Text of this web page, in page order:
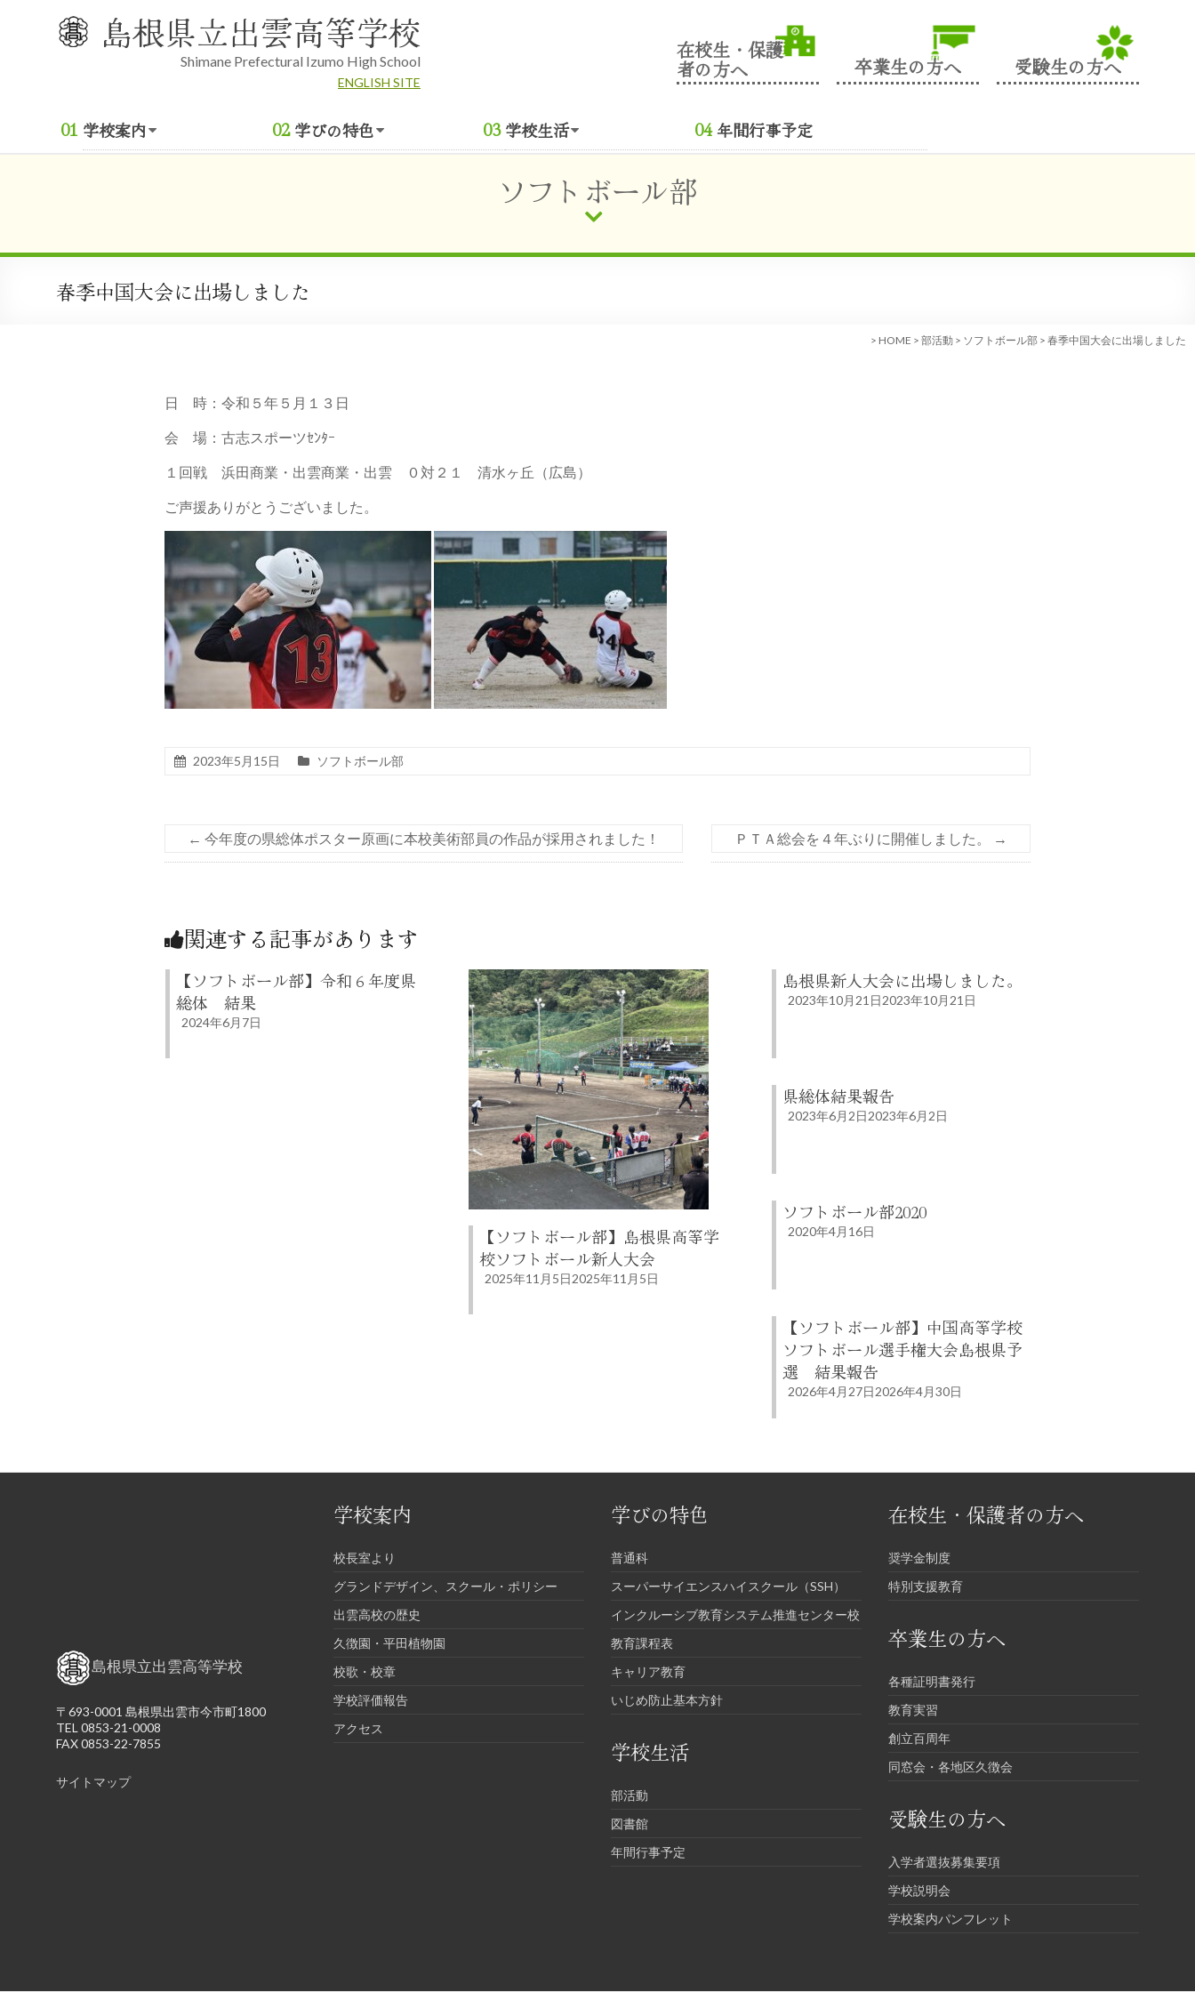
島根県立出雲高等学校
Shimane Prefectural Izumo High School
ENGLISH SITE
在校生・保護
者の方へ 卒業生の方へ 受験生の方へ
学校案内 学びの特色 学校生活 年間行事予定
ソフトボール部
春季中国大会に出場しました
> HOME > 部活動 > ソフトボール部 > 春季中国大会に出場しました
日 時：令和５年５月１３日
会 場： 古志スポーツｾﾝﾀｰ
１回戦 浜田商業・出雲商業・出雲 ０対２１ 清水ヶ丘（広島）
ご声援ありがとうございました。
2023年5月15日 ソフトボール部
← 今年度の県総体ポスター原画に本校美術部員の作品が採用されました！ ＰＴＡ総会を４年ぶりに開催しました。 →
関連する記事があります
【ソフトボール部】令和６年度県
総体 結果
2024年6月7日
【ソフトボール部】島根県高等学
校ソフトボール新人大会
2025年11月5日2025年11月5日
島根県新人大会に出場しました。
2023年10月21日2023年10月21日
県総体結果報告
2023年6月2日2023年6月2日
ソフトボール部2020
2020年4月16日
【ソフトボール部】中国高等学校
ソフトボール選手権大会島根県予
選 結果報告
2026年4月27日2026年4月30日
島根県立出雲高等学校
〒693-0001 島根県出雲市今市町1800
TEL 0853-21-0008
FAX 0853-22-7855
サイトマップ
学校案内
校長室より
グランドデザイン、スクール・ポリシー
出雲高校の歴史
久徴園・平田植物園
校歌・校章
学校評価報告
アクセス
学びの特色
普通科
スーパーサイエンスハイスクール（SSH）
インクルーシブ教育システム推進センター校
教育課程表
キャリア教育
いじめ防止基本方針
学校生活
部活動
図書館
年間行事予定
在校生・保護者の方へ
奨学金制度
特別支援教育
卒業生の方へ
各種証明書発行
教育実習
創立百周年
同窓会・各地区久徴会
受験生の方へ
入学者選抜募集要項
学校説明会
学校案内パンフレット